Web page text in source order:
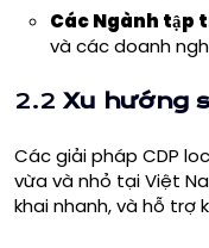
CácNgành tập
và các doanh
2.2 Xu hướng
Các giải pháp CDP
vừa và nhỏ tại Việt
khai nhanh, và hỗ trợ